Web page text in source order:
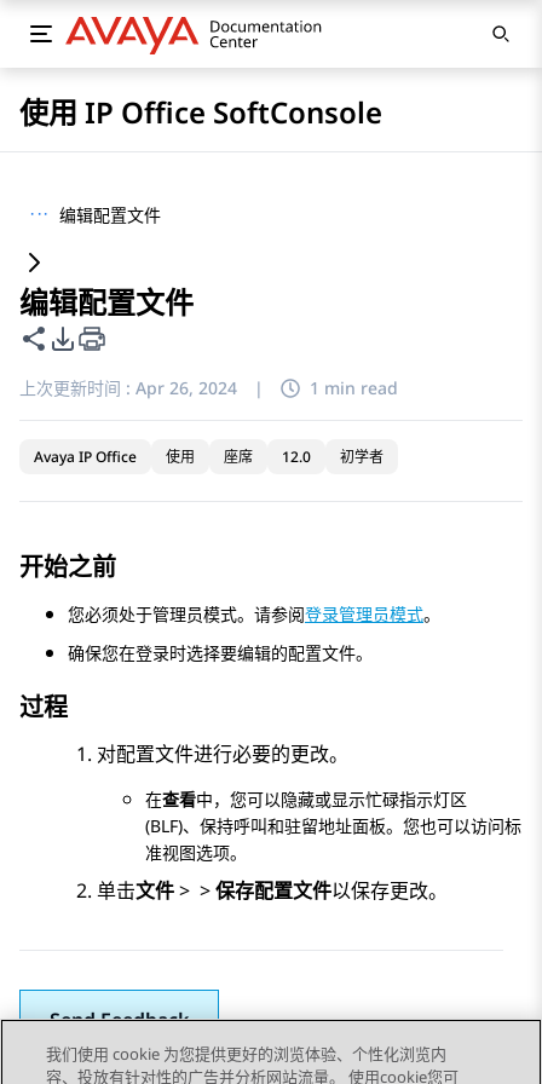
使用 IP Office SoftConsole
··· 编辑配置文件
编辑配置文件
共享此页面
PDF 导出选项
上次更新时间 : Apr 26, 2024 | 1 min read
Avaya IP Office 使用 座席 12.0 初学者
开始之前
您必须处于管理员模式。请参阅登录管理员模式。
确保您在登录时选择要编辑的配置文件。
过程
对配置文件进行必要的更改。
在查看中，您可以隐藏或显示忙碌指示灯区
(BLF)、 保持呼叫和驻留地址面板。您也可以访问标
准视图选项。
单击文件> >保存配置文件以保存更改。
Send Feedback
我们使用 cookie 为您提供更好的浏览体验、个性化浏览内
容、投放有针对性的广告并分析网站流量。 使用cookie您可